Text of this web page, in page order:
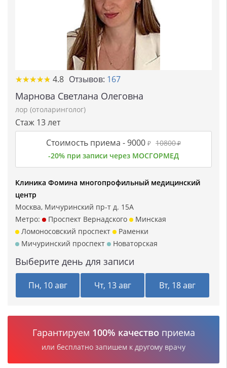
★★★★★
★★★★★ 4.8 Отзывов: 167
Марнова Светлана Олеговна
лор (отоларинголог)
Стаж 13 лет
Стоимость приема -9000 ₽ 10800₽
-20% при записи через МОСГОРМЕД
Клиника Фомина многопрофильный медицинский
центр
Москва, Мичуринский пр-т д. 15А
Метро:
Проспект Вернадского
Минская
Ломоносовский проспект
Раменки
Мичуринский проспект
Новаторская
Выберите день для записи
Пн, 10 авг Чт, 13 авг Вт, 18 авг
Гарантируем 100% качество приема
или бесплатно запишем к другому врачу